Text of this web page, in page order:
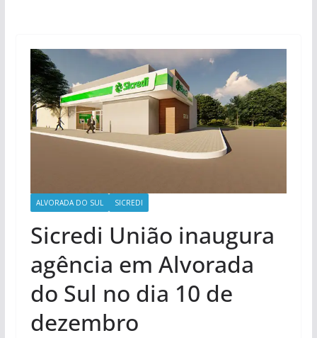
ALVORADA DO SUL SICREDI
Sicredi União inaugura
agência em Alvorada
do Sul no dia 10 de
dezembro